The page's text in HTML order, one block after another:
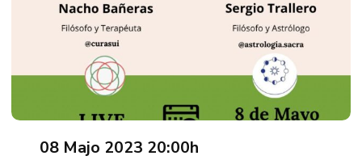
08 Majo 2023 20:00h